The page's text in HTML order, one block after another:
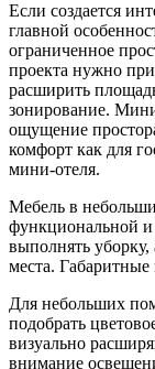
Если создается
главной
ограниченное
проекта нужно
расширить
зонирование.
ощущение
комфорт как для
мини-отеля.
Мебель в
функциональной
выполнять
места. Габаритные
Для небольших
подобрать
визуально
внимание